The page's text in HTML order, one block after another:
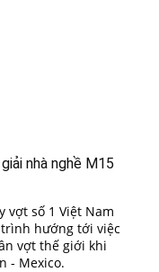
nhà nghề M15
vợt số 1 Việt Nam
hướng tới việc
vợt thế giới khi
- Mexico.